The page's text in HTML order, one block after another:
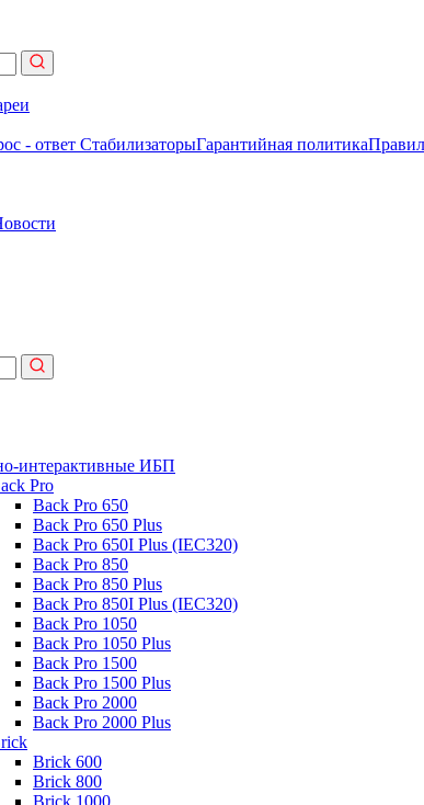
- ответ СтабилизаторыГарантийная политика
интерактивные ИБП
Pro
Back Pro 650
Back Pro 650 Plus
Back Pro 650I Plus (IEC320)
Back Pro 850
Back Pro 850 Plus
Back Pro 850I Plus (IEC320)
Back Pro 1050
Back Pro 1050 Plus
Back Pro 1500
Back Pro 1500 Plus
Back Pro 2000
Back Pro 2000 Plus
Brick 600
Brick 800
Brick 1000